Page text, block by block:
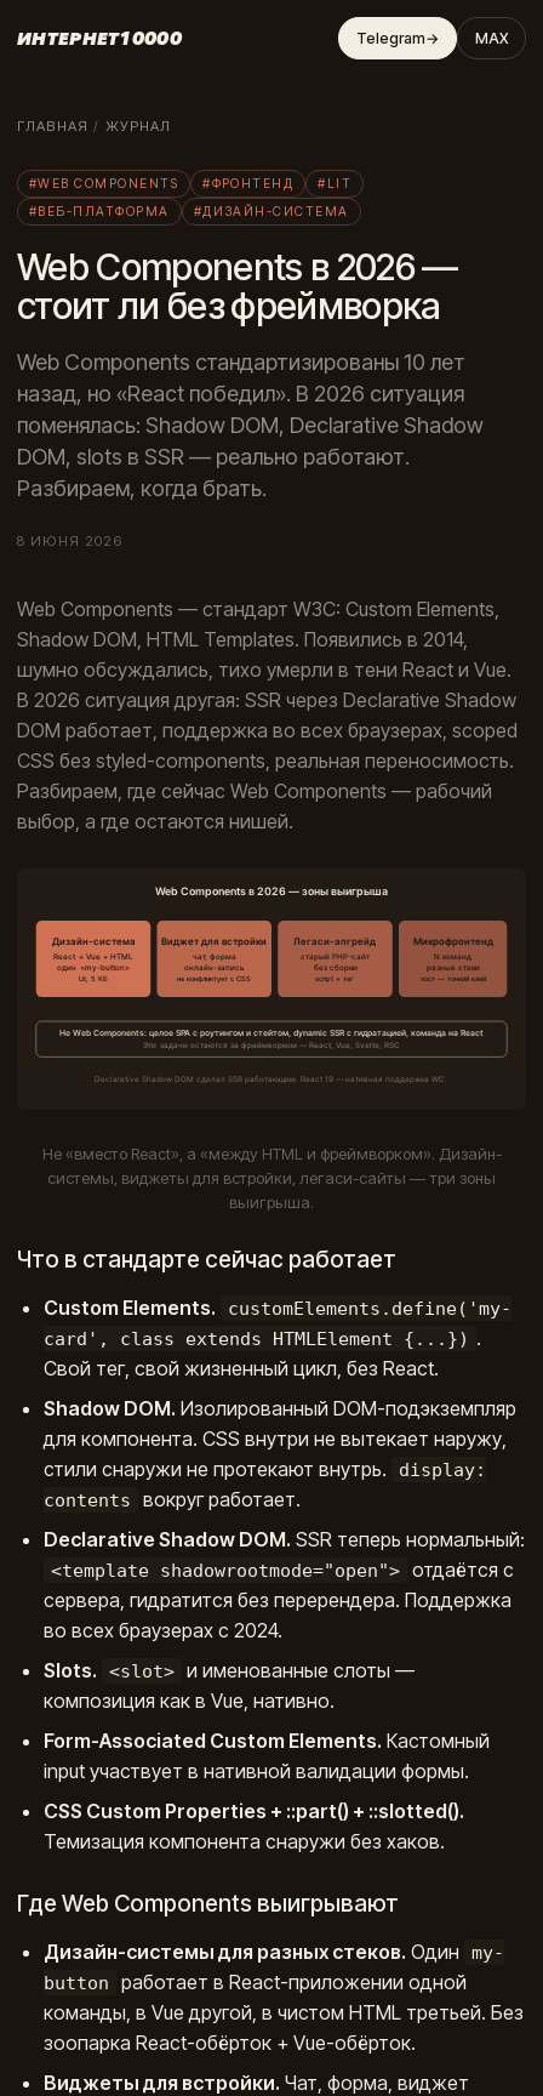
ИНТЕРНЕТ10000 Telegram→ MAX
ГЛАВНАЯ / ЖУРНАЛ
#WEB COMPONENTS #ФРОНТЕНД
#LIT
#ВЕБ-ПЛАТФОРМА
#ДИЗАЙН-СИСТЕМА
Web Components в 2026 —
стоит ли без фреймворка
Web Components стандартизированы 10 лет
назад, но «React победил». В 2026 ситуация
поменялась: Shadow DOM, Declarative Shadow
DOM, slots в SSR — реально работают.
Разбираем, когда брать.
8 ИЮНЯ 2026
Web Components — стандарт W3C: Custom Elements,
Shadow DOM, HTML Templates. Появились в 2014,
шумно обсуждались, тихо умерли в тени React и Vue.
В 2026 ситуация другая: SSR через Declarative Shadow
DOM работает, поддержка во всех браузерах, scoped
CSS без styled-components, реальная переносимость.
Разбираем, где сейчас Web Components — рабочий
выбор, а где остаются нишей.
Не «вместо React», а «между HTML и фреймворком». Дизайн-
системы, виджеты для встройки, легаси-сайты — три зоны
выигрыша.
Что в стандарте сейчас работает
Custom Elements.
customElements.define('my-
card', class extends HTMLElement {...}) .
Свой тег, свой жизненный цикл, без React.
Shadow DOM. Изолированный DOM-подэкземпляр
для компонента. CSS внутри не вытекает наружу,
стили снаружи не протекают внутрь.
display:
contents
вокруг работает.
Declarative Shadow DOM. SSR теперь нормальный:
<template shadowrootmode="open"> отдаётся с
сервера, гидратится без перерендера. Поддержка
во всех браузерах с 2024.
Slots.
<slot> и именованные слоты —
композиция как в Vue, нативно.
Form-Associated Custom Elements. Кастомный
input участвует в нативной валидации формы.
CSS Custom Properties + ::part() + ::slotted().
Темизация компонента снаружи без хаков.
Где Web Components выигрывают
Дизайн-системы для разных стеков. Один
my-
button
работает в React-приложении одной
команды, в Vue другой, в чистом HTML третьей. Без
зоопарка React-обёрток + Vue-обёрток.
Виджеты для встройки. Чат, форма, виджет